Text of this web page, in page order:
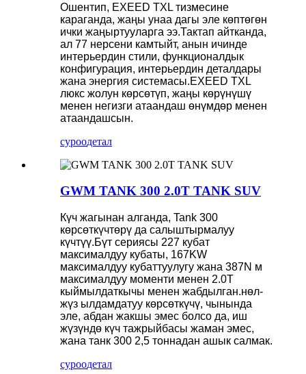
Ошентип, EXEED TXL тизмесине
караганда, жаңы унаа дагы эле көптөгөн
ички жаңыртууларга ээ.Тактап айтканда,
ал 77 нерсени камтыйт, анын ичинде
интерьердин стили, функционалдык
конфигурация, интерьердин деталдары
жана энергия системасы.EXEED TXL
люкс жолун көрсөтүп, жаңы көрүнүшү
менен негизги атаандаш өнүмдөр менен
атаандашсын.
суроодетал
GWM TANK 300 2.0T TANK SUV
Күч жагынан алганда, Tank 300
көрсөткүчтөрү да салыштырмалуу
күчтүү.Бүт сериясы 227 кубат
максималдуу кубаты, 167KW
максималдуу кубаттуулугу жана 387N м
максималдуу моменти менен 2.0T
кыймылдаткычы менен жабдылган.нөл-
жүз ылдамдатуу көрсөткүчү, чынында
эле, абдан жакшы эмес болсо да, иш
жүзүндө күч тажрыйбасы жаман эмес,
жана танк 300 2,5 тоннадан ашык салмак.
суроодетал